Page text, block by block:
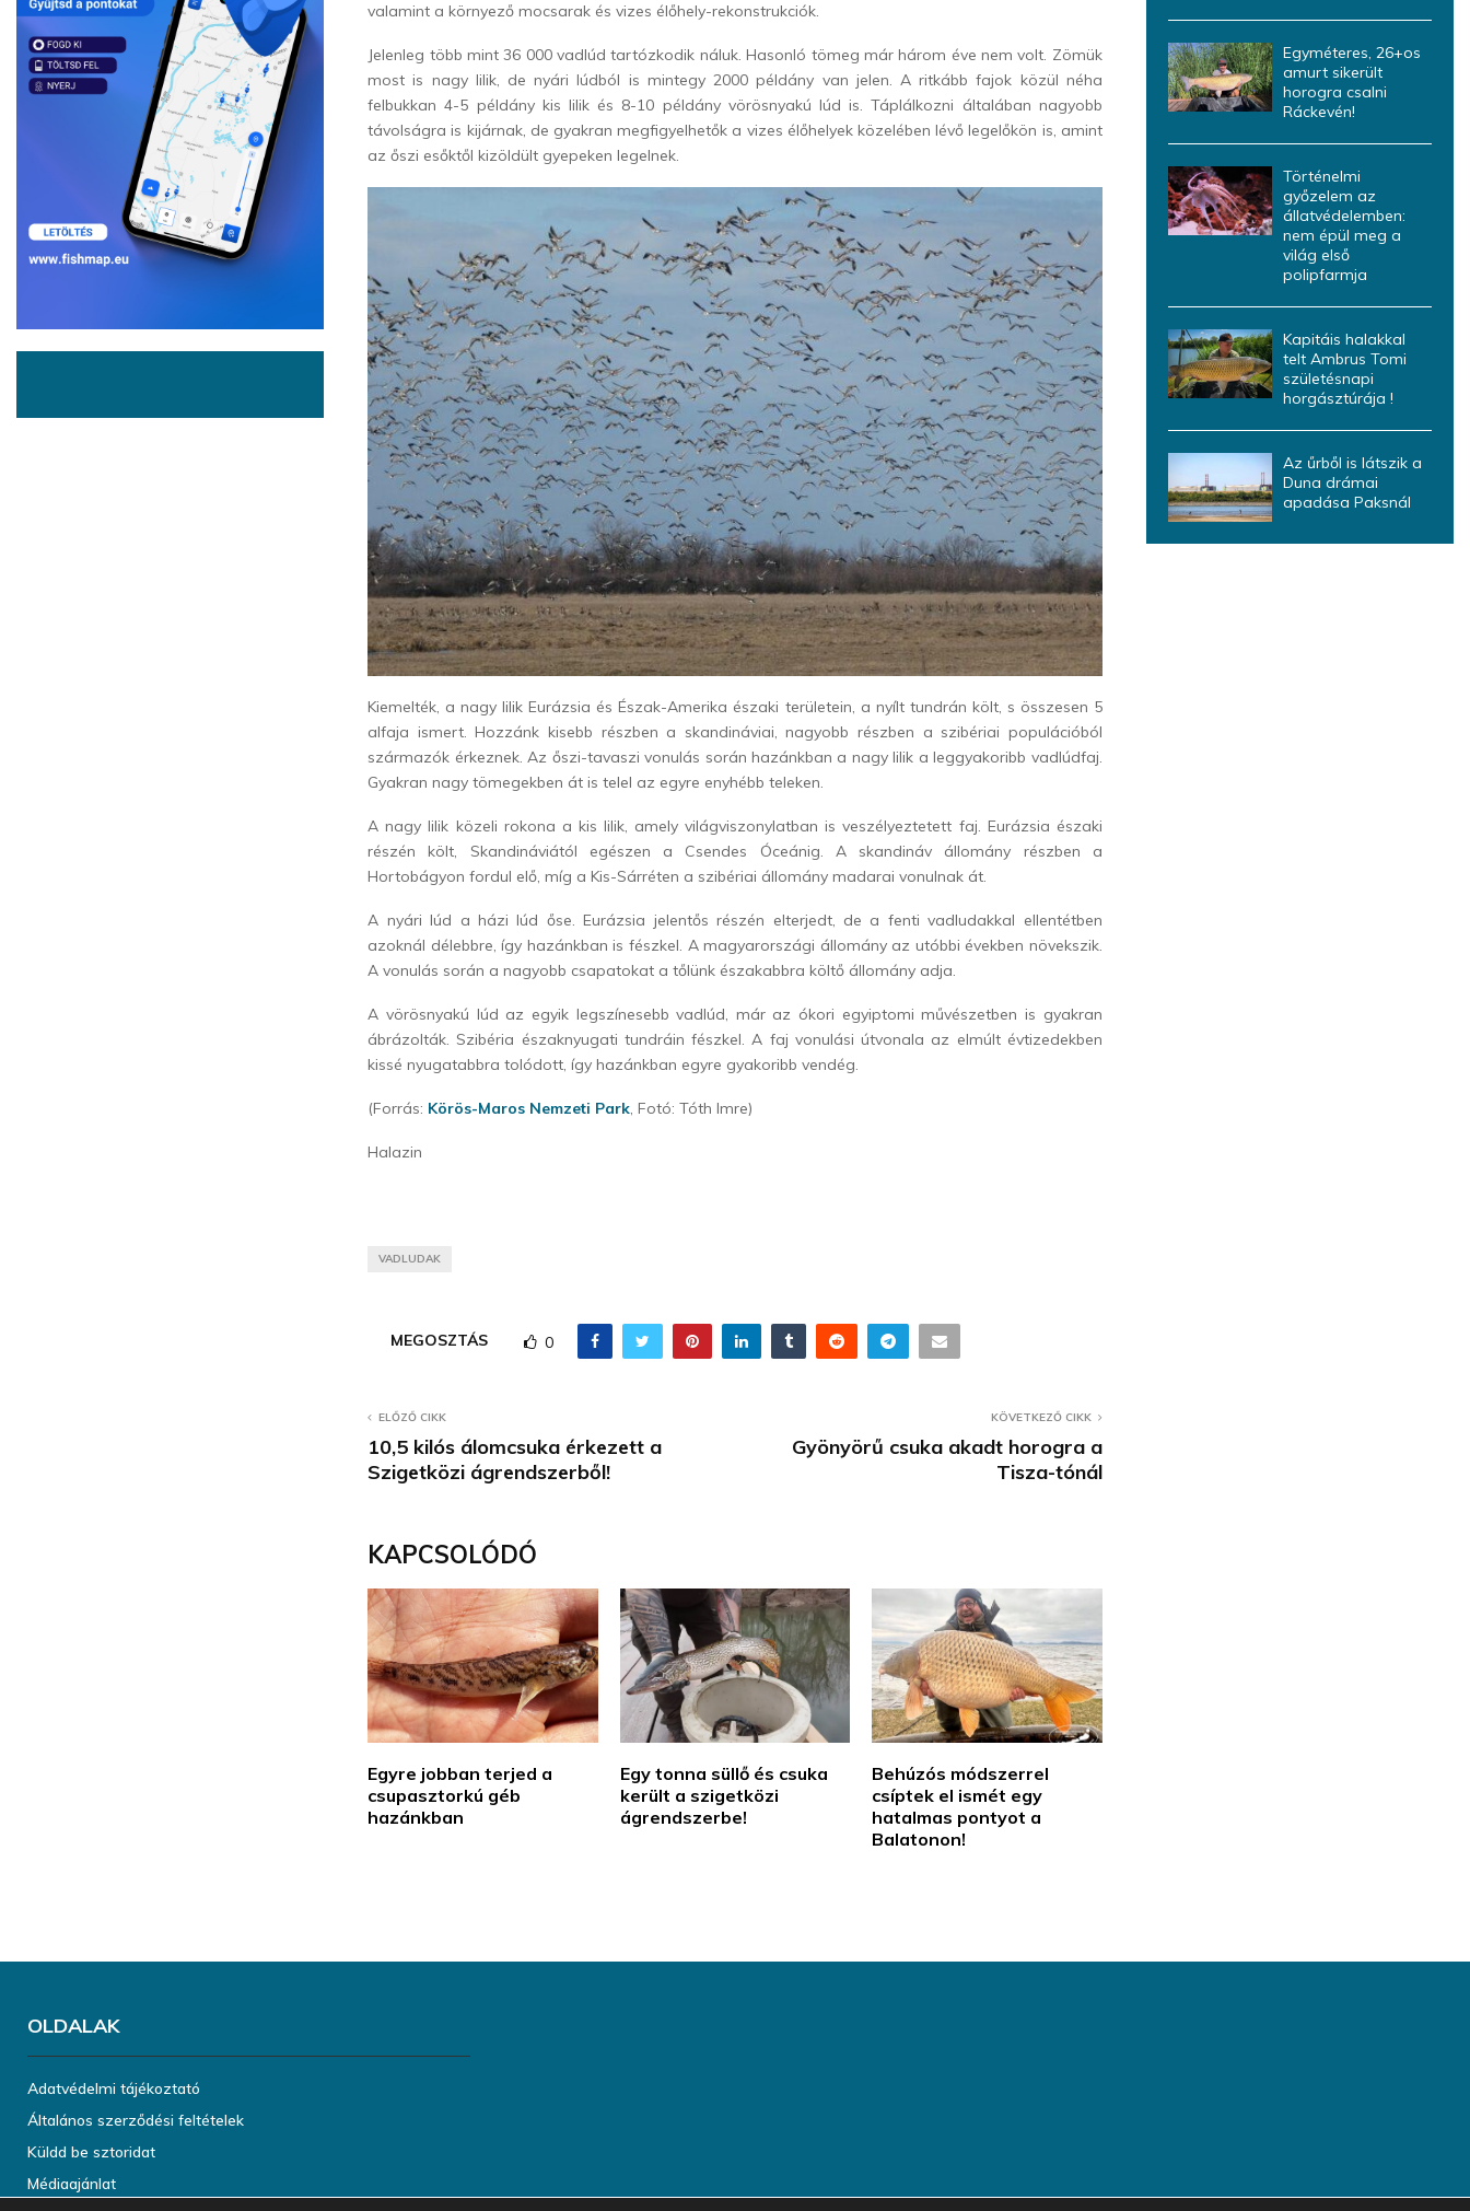
valamint a környező mocsarak és vizes élőhely-rekonstrukciók.
Jelenleg több mint 36 000 vadlúd tartózkodik náluk. Hasonló tömeg már három éve nem volt. Zömük
most is nagy lilik, de nyári lúdból is mintegy 2000 példány van jelen. A ritkább fajok közül néha
felbukkan 4-5 példány kis lilik és 8-10 példány vörösnyakú lúd is. Táplálkozni általában nagyobb
távolságra is kijárnak, de gyakran megfigyelhetők a vizes élőhelyek közelében lévő legelőkön is, amint
az őszi esőktől kizöldült gyepeken legelnek.
Kiemelték, a nagy lilik Eurázsia és Észak-Amerika északi területein, a nyílt tundrán költ, s összesen 5
alfaja ismert. Hozzánk kisebb részben a skandináviai, nagyobb részben a szibériai populációból
származók érkeznek. Az őszi-tavaszi vonulás során hazánkban a nagy lilik a leggyakoribb vadlúdfaj.
Gyakran nagy tömegekben át is telel az egyre enyhébb teleken.
A nagy lilik közeli rokona a kis lilik, amely világviszonylatban is veszélyeztetett faj. Eurázsia északi
részén költ, Skandináviától egészen a Csendes Óceánig. A skandináv állomány részben a
Hortobágyon fordul elő, míg a Kis-Sárréten a szibériai állomány madarai vonulnak át.
A nyári lúd a házi lúd őse. Eurázsia jelentős részén elterjedt, de a fenti vadludakkal ellentétben
azoknál délebbre, így hazánkban is fészkel. A magyarországi állomány az utóbbi években növekszik.
A vonulás során a nagyobb csapatokat a tőlünk északabbra költő állomány adja.
A vörösnyakú lúd az egyik legszínesebb vadlúd, már az ókori egyiptomi művészetben is gyakran
ábrázolták. Szibéria északnyugati tundráin fészkel. A faj vonulási útvonala az elmúlt évtizedekben
kissé nyugatabbra tolódott, így hazánkban egyre gyakoribb vendég.
(Forrás: Körös-Maros Nemzeti Park, Fotó: Tóth Imre)
Halazin
VADLUDAK
MEGOSZTÁS 0
ELŐZŐ CIKK
10,5 kilós álomcsuka érkezett a
Szigetközi ágrendszerből!
KÖVETKEZŐ CIKK
Gyönyörű csuka akadt horogra a
Tisza-tónál
KAPCSOLÓDÓ
Egyre jobban terjed a
csupasztorkú géb
hazánkban
Egy tonna süllő és csuka
került a szigetközi
ágrendszerbe!
Behúzós módszerrel
csíptek el ismét egy
hatalmas pontyot a
Balatonon!
Egyméteres, 26+os
amurt sikerült
horogra csalni
Ráckevén!
Történelmi
győzelem az
állatvédelemben:
nem épül meg a
világ első
polipfarmja
Kapitáis halakkal
telt Ambrus Tomi
születésnapi
horgásztúrája !
Az űrből is látszik a
Duna drámai
apadása Paksnál
OLDALAK
Adatvédelmi tájékoztató
Általános szerződési feltételek
Küldd be sztoridat
Médiaajánlat